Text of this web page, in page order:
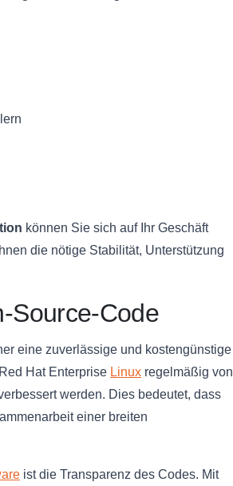
können Sie sich auf Ihr Geschäft
die nötige Stabilität, Unterstützung
Source-Code
eine zuverlässige und kostengünstige
Hat Enterprise Linux regelmäßig von
werden. Dies bedeutet, dass
einer breiten
ist die Transparenz des Codes. Mit